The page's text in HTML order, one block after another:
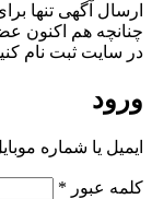
ارسال آگهی تنها
چنانچه هم‌ اکنون
در سایت ثبت نام
ورود
ایمیل یا شماره
کلمه عبور *